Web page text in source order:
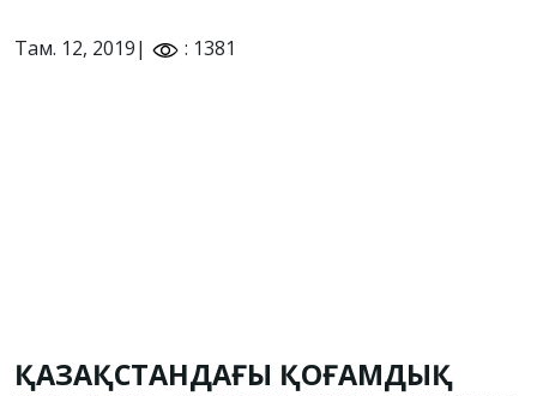
Там. 12, 2019| : 1381
ҚАЗАҚСТАНДАҒЫ ҚОҒАМДЫҚ